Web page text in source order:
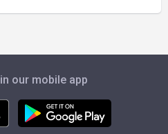
in our mobile app